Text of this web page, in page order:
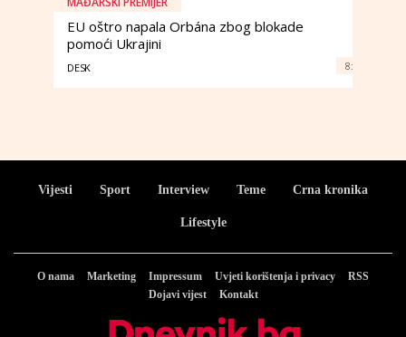
EU oštro napala Orbána zbog blokade
pomoći Ukrajini
DESK 8:
Vijesti Sport Interview Teme Crna kronika
Lifestyle
O nama Marketing Impressum Uvjeti korištenja i privacy
RSS
Dojavi vijest
Kontakt